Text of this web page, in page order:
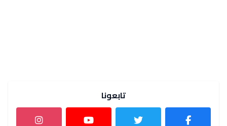
تابعونا